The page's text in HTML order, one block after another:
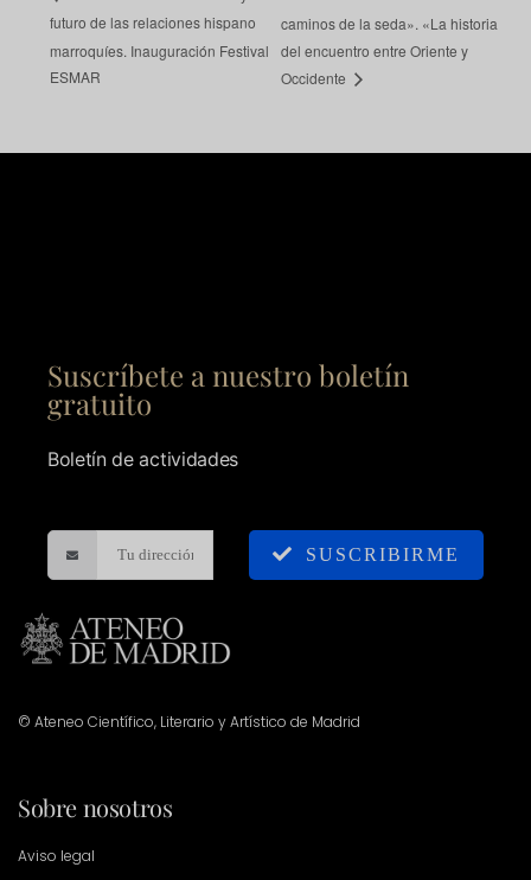
futuro de las relaciones hispano
marroquíes. Inauguración Festival
ESMAR
caminos de la seda». «La historia
del encuentro entre Oriente y
Occidente
Suscríbete a nuestro boletín
gratuito
Boletín de actividades
SUSCRIBIRME
© Ateneo Científico, Literario y Artístico de Madrid
Sobre nosotros
Aviso legal